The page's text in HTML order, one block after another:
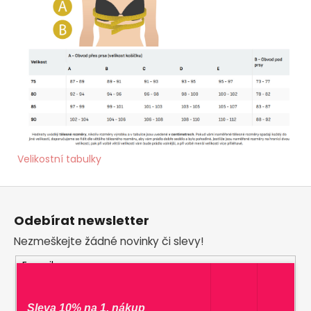
Velikostní tabulky
Z
Odebírat newsletter
Nezmeškejte žádné novinky či slevy!
E-mail
Sleva 10% na 1. nákup